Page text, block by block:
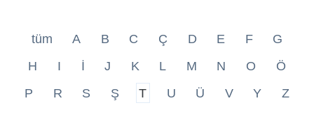
tüm A B C Ç D E F
G
H
I İ J K L M N O
Ö
P
R S Ş T U Ü V Y Z